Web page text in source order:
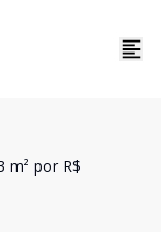
por R$